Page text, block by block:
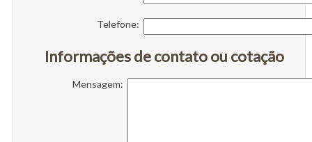
Telefone:
Informações de contato ou cotação
Mensagem: